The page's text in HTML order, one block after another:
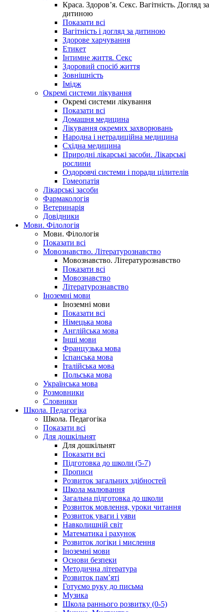
Краса. Здоров’я. Секс. Вагітність. Догляд за
дитиною
Показати всі
Вагітність і догляд за дитиною
Здорове харчування
Етикет
Інтимне життя. Секс
Здоровий спосіб життя
Зовнішність
Імідж
Окремі системи лікування
Окремі системи лікування
Показати всі
Домашня медицина
Лікування окремих захворювань
Народна і нетрадиційна медицина
Східна медицина
Природні лікарські засоби. Лікарські
рослини
Оздоровчі системи і поради цілителів
Гомеопатія
Лікарські засоби
Фармакологія
Ветеринарія
Довідники
Мови. Філологія
Мови. Філологія
Показати всі
Мовознавство. Літературознавство
Мовознавство. Літературознавство
Показати всі
Мовознавство
Літературознавство
Іноземні мови
Іноземні мови
Показати всі
Німецька мова
Англійська мова
Інші мови
Французька мова
Іспанська мова
Італійська мова
Польська мова
Українська мова
Розмовники
Словники
Школа. Педагогіка
Школа. Педагогіка
Показати всі
Для дошкільнят
Для дошкільнят
Показати всі
Підготовка до школи (5-7)
Прописи
Розвиток загальних здібностей
Школа малювання
Загальна підготовка до школи
Розвиток мовлення, уроки читання
Розвиток уваги і уяви
Навколишній світ
Математика і рахунок
Розвиток логіки і мислення
Іноземні мови
Основи безпеки
Методична література
Розвиток пам’яті
Готуємо руку до письма
Музика
Школа раннього розвитку (0-5)